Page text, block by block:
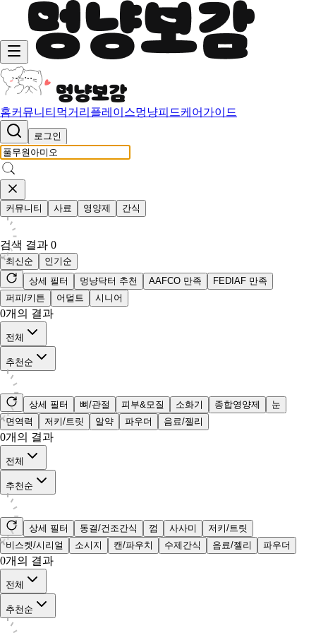
홈커뮤니티 먹거리 플레이스멍냥피드케어가이드
로그인
커뮤니티 사료 영양제 간식
검색 결과 0
최신순
인기순
상세 필터
멍냥닥터 추천 AAFCO 만족
FEDIAF 만족
퍼피/키튼
어덜트 시니어
0개의 결과
전체
추천순
상세 필터 뼈/관절 피부&모질 소화기 종합영양제
눈
면역력
저키/트릿 알약 파우더 음료/젤리
0개의 결과
전체
추천순
상세 필터 동결/건조간식 껌 사사미
저키/트릿
비스켓/시리얼
소시지 캔/파우치 수제간식 음료/젤리 파우더
0개의 결과
전체
추천순